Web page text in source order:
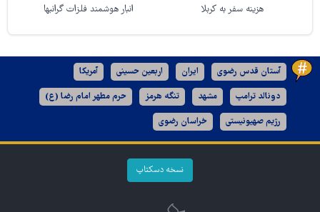
هزینه سفر به کربلا انبار هوشمند فلزات گرانبها
آستان قدس رضوی ایران اربعین حسینی آمریکا
دونالد ترامپ مشهد تنگه هرمز حرم مطهر امام رضا (ع)
رژیم صهیونیستی خراسان رضوی
نسخه دسکتاپ